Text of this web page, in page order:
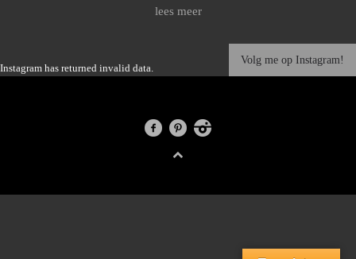
lees meer
Instagram has returned invalid data.
Volg me op Instagram!